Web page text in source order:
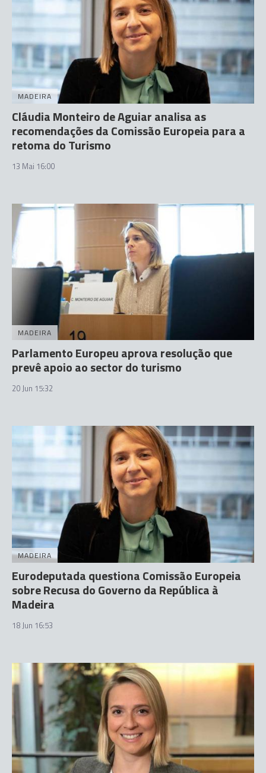
MADEIRA
Cláudia Monteiro de Aguiar analisa as
recomendações da Comissão Europeia para a
retoma do Turismo
13 Mai 16:00
MADEIRA
Parlamento Europeu aprova resolução que
prevê apoio ao sector do turismo
20 Jun 15:32
MADEIRA
Eurodeputada questiona Comissão Europeia
sobre Recusa do Governo da República à
Madeira
18 Jun 16:53